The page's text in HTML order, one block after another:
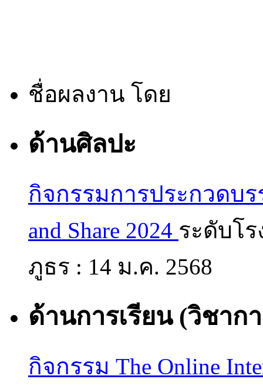
ชื่อผลงาน โดย
ด้านศิลปะ
กิจกรรมการประกวดบร
and Share 2024 ระดับโร
ภูธร : 14 ม.ค. 2568
ด้านการเรียน (วิชาก
กิจกรรม The Online